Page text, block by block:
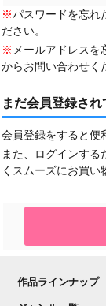
※パスワードを忘れ
ださい。
※ メールアドレス
からお問い合わせく
まだ会員登録さ
会員登録をすると便
また、ログインす
くスムーズにお買い
作品ラインナップ